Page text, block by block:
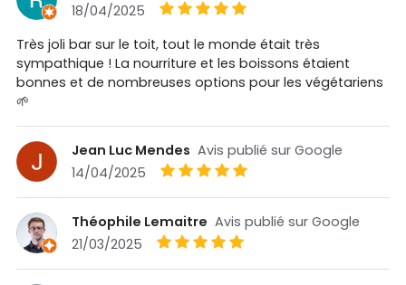
18/04/2025
Très joli bar sur le toit, tout le monde était très
sympathique ! La nourriture et les boissons étaient
bonnes et de nombreuses options pour les végétariens
🌱
Jean Luc Mendes Avis publié sur Google
14/04/2025
Théophile Lemaitre Avis publié sur Google
21/03/2025